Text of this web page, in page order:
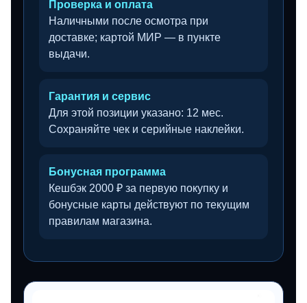
Проверка и оплата
Наличными после осмотра при
доставке; картой МИР — в пункте
выдачи.
Гарантия и сервис
Для этой позиции указано: 12 мес.
Сохраняйте чек и серийные наклейки.
Бонусная программа
Кешбэк 2000 ₽ за первую покупку и
бонусные карты действуют по текущим
правилам магазина.